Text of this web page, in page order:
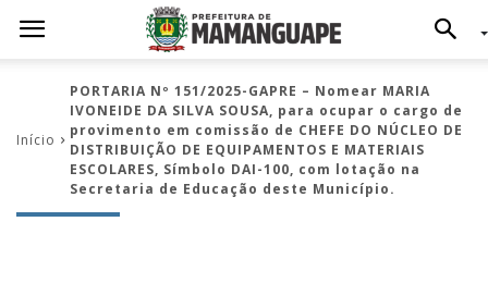
Início
PORTARIA Nº 151/2025-GAPRE – Nomear MARIA
IVONEIDE DA SILVA SOUSA, para ocupar o cargo de
provimento em comissão de CHEFE DO NÚCLEO DE
DISTRIBUIÇÃO DE EQUIPAMENTOS E MATERIAIS
ESCOLARES, Símbolo DAI-100, com lotação na
Secretaria de Educação deste Município.